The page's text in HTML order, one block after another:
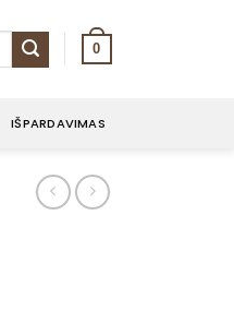
0
IŠPARDAVIMAS